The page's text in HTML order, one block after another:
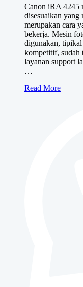
Canon iRA 4245
disesuaikan
merupakan cara
bekerja. Mesin
digunakan,
kompetitif, sudah
layanan support
…
Canon
Read More